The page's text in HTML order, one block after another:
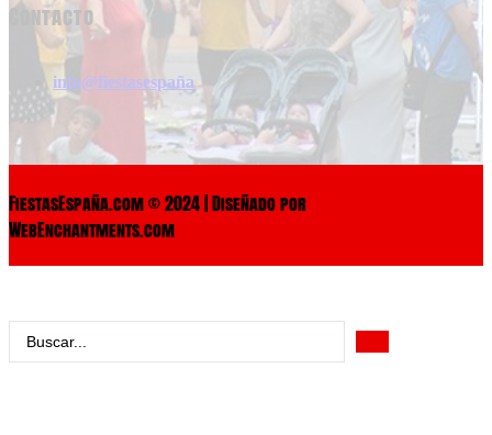
Contacto
info@fiestasespaña
FiestasEspaña.com © 2024 | Diseñado por
WebEnchantments.com